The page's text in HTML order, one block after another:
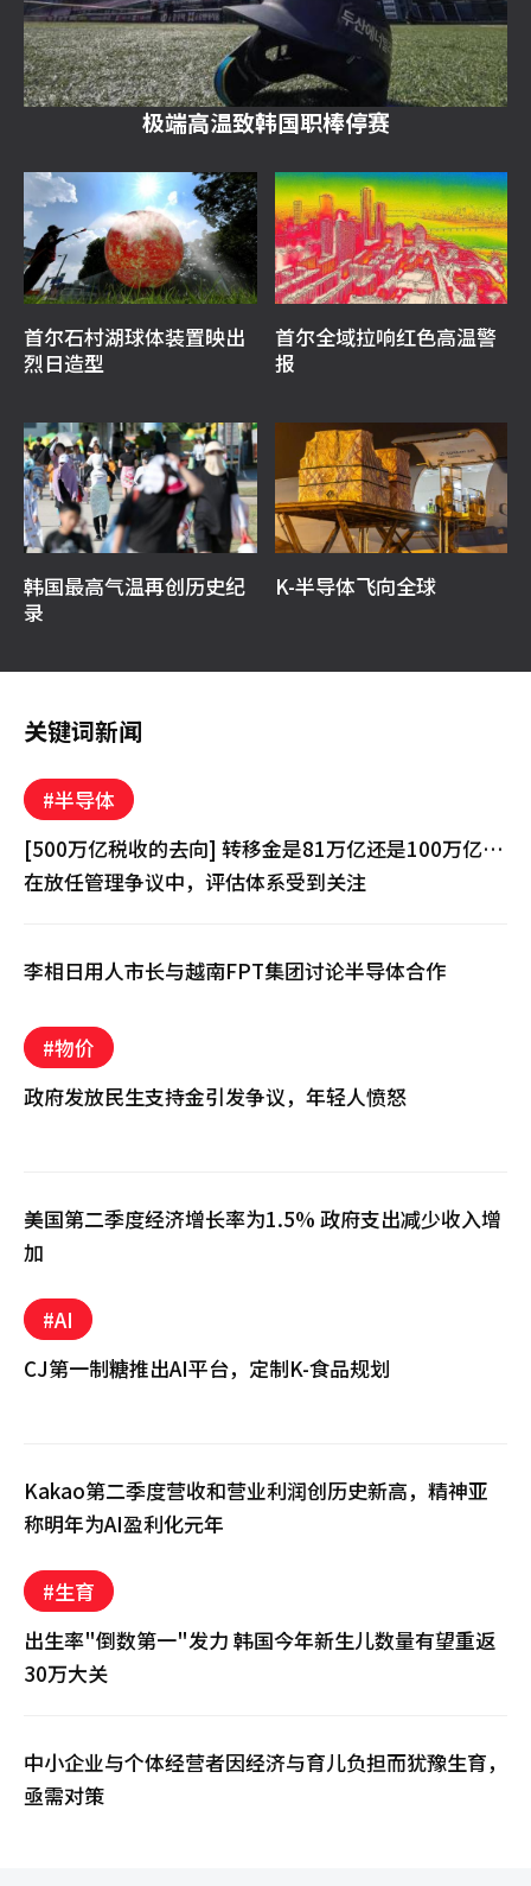
极端高温致韩国职棒停赛
首尔石村湖球体装置映出
烈日造型
首尔全域拉响红色高温警
报
韩国最高气温再创历史纪
录
K-半导体飞向全球
关键词新闻
#半导体
[500万亿税收的去向] 转移金是81万亿还是100万亿…
在放任管理争议中，评估体系受到关注
李相日用人市长与越南FPT集团讨论半导体合作
#物价
政府发放民生支持金引发争议，年轻人愤怒
美国第二季度经济增长率为1.5% 政府支出减少收入增
加
#AI
CJ第一制糖推出AI平台，定制K-食品规划
Kakao第二季度营收和营业利润创历史新高，精神亚
称明年为AI盈利化元年
#生育
出生率"倒数第一"发力 韩国今年新生儿数量有望重返
30万大关
中小企业与个体经营者因经济与育儿负担而犹豫生育，
亟需对策